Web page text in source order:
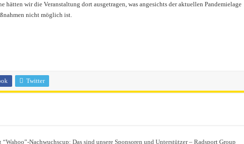
hätten wir die Veranstaltung dort ausgetragen, was angesichts der aktuellen Pandemielage
nicht möglich ist.
Twitter
Nachwuchscup: Das sind unsere Sponsoren und Unterstützer – Radsport Group